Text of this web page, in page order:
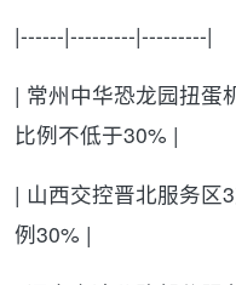
|------|---------|---------|
| 常州中华恐龙园扭蛋
比例不低于30% |
| 山西交控晋北服务区
例30% |